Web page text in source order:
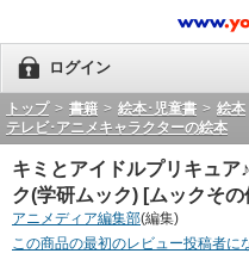
ログイン
トップ > 書籍 > 絵本･児童書 > 絵本
テレビ･アニメキャラクターの絵本
キミとアイドルプリキュア
ク(学研ムック) [ムックその
アニメディア編集部(編集)
この商品の最初のレビュー投稿者に